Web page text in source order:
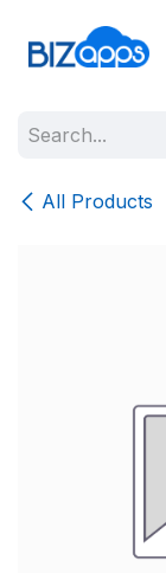
All Products